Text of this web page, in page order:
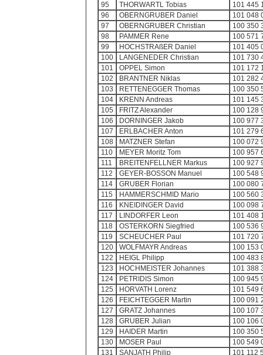
95
THORWARTL Tobias
101 445
96
OBERNGRUBER Daniel
101 048
97
OBERNGRUBER Christian
100 350
98
PAMMER Rene
100 571
99
HOCHSTRAßER Daniel
101 405
100
LANGENEDER Christian
101 730
101
OPPEL Simon
101 172
102
BRANTNER Niklas
101 282
103
RETTENEGGER Thomas
100 350
104
KRENN Andreas
101 145
105
FRITZ Alexander
100 128
106
DORNINGER Jakob
100 977
107
ERLBACHER Anton
101 279
108
MATZNER Stefan
100 072
110
MEYER Moritz Tom
100 957
111
BREITENFELLNER Markus
100 927
112
GEYER-BOSSON Manuel
100 548
114
GRUBER Florian
100 080
115
HAMMERSCHMID Mario
100 560
116
KNEIDINGER David
100 098
117
LINDORFER Leon
101 408
118
OSTERKORN Siegfried
100 536
119
SCHEUCHER Paul
101 720
120
WOLFMAYR Andreas
100 153
122
HEIGL Philipp
100 483
123
HOCHMEISTER Johannes
101 388
124
PETRIDIS Simon
100 945
125
HORVATH Lorenz
101 549
126
FEICHTEGGER Martin
100 091
127
GRATZ Johannes
100 107
128
GRUBER Julian
100 106
129
HAIDER Martin
100 350
130
MOSER Paul
100 549
131
SANJATH Philip
101 112